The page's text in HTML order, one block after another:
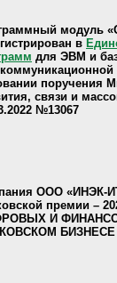
модуль
в
для ЭВМ и
поручения
связи и
№13067
ООО «ИНЭК-
премии –
И
БИЗНЕСЕ